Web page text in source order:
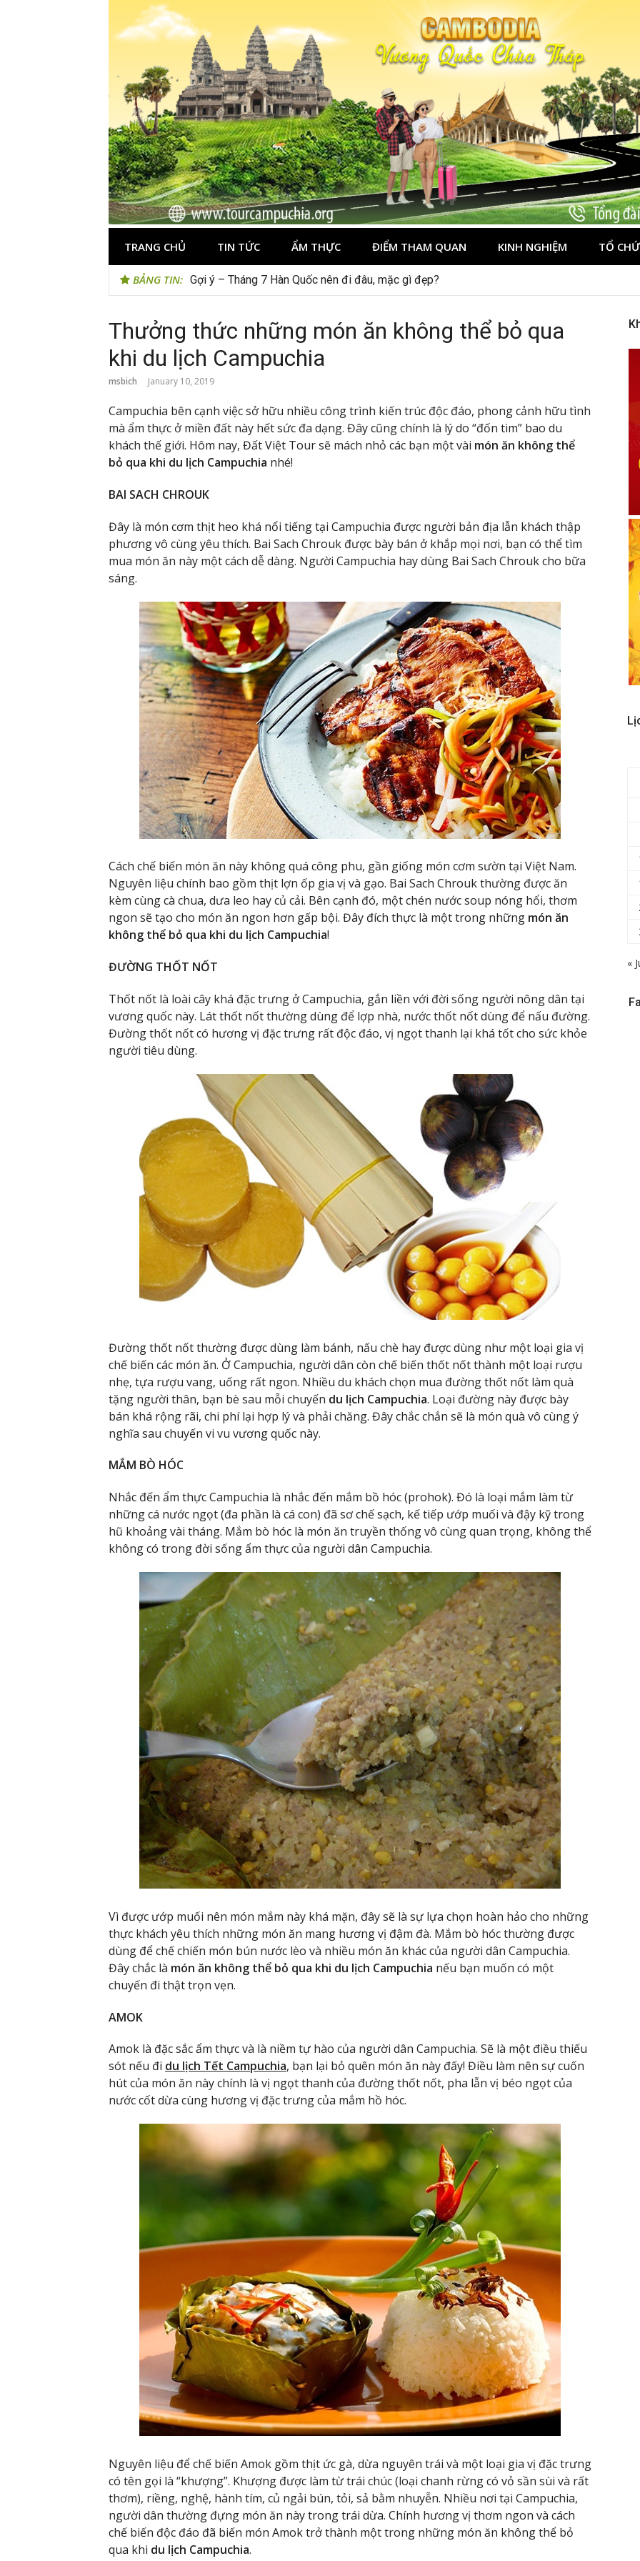
TRANG CHỦ TIN TỨC ẨM THỰC ĐIỂM THAM QUAN KINH NGHIỆM TỔ
BẢNG TIN: Gợi ý – Tháng 7 Hàn Quốc nên đi đâu, mặc gì đẹp?
Thưởng thức những món ăn không thể bỏ qua
khi du lịch Campuchia
msbich January 10, 2019
Campuchia bên cạnh việc sở hữu nhiều công trình kiến trúc độc đáo, phong cảnh hữu tình
mà ẩm thực ở miền đất này hết sức đa dạng. Đây cũng chính là lý do “đốn tim” bao du
khách thế giới. Hôm nay, Đất Việt Tour sẽ mách nhỏ các bạn một vài món ăn không thể
bỏ qua khi du lịch Campuchia nhé!
BAI SACH CHROUK
Đây là món cơm thịt heo khá nổi tiếng tại Campuchia được người bản địa lẫn khách thập
phương vô cùng yêu thích. Bai Sach Chrouk được bày bán ở khắp mọi nơi, bạn có thể tìm
mua món ăn này một cách dễ dàng. Người Campuchia hay dùng Bai Sach Chrouk cho bữa
sáng.
Cách chế biến món ăn này không quá công phu, gần giống món cơm sườn tại Việt Nam.
Nguyên liệu chính bao gồm thịt lợn ốp gia vị và gạo. Bai Sach Chrouk thường được ăn
kèm cùng cà chua, dưa leo hay củ cải. Bên cạnh đó, một chén nước soup nóng hổi, thơm
ngon sẽ tạo cho món ăn ngon hơn gấp bội. Đây đích thực là một trong những món ăn
không thể bỏ qua khi du lịch Campuchia!
ĐƯỜNG THỐT NỐT
Thốt nốt là loài cây khá đặc trưng ở Campuchia, gắn liền với đời sống người nông dân tại
vương quốc này. Lát thốt nốt thường dùng để lợp nhà, nước thốt nốt dùng để nấu đường.
Đường thốt nốt có hương vị đặc trưng rất độc đáo, vị ngọt thanh lại khá tốt cho sức khỏe
người tiêu dùng.
Đường thốt nốt thường được dùng làm bánh, nấu chè hay được dùng như một loại gia vị
chế biến các món ăn. Ở Campuchia, người dân còn chế biến thốt nốt thành một loại rượu
nhẹ, tựa rượu vang, uống rất ngon. Nhiều du khách chọn mua đường thốt nốt làm quà
tặng người thân, bạn bè sau mỗi chuyến du lịch Campuchia. Loại đường này được bày
bán khá rộng rãi, chi phí lại hợp lý và phải chăng. Đây chắc chắn sẽ là món quà vô cùng ý
nghĩa sau chuyến vi vu vương quốc này.
MẮM BÒ HÓC
Nhắc đến ẩm thực Campuchia là nhắc đến mắm bồ hóc (prohok). Đó là loại mắm làm từ
những cá nước ngọt (đa phần là cá con) đã sơ chế sạch, kế tiếp ướp muối và đậy kỹ trong
hũ khoảng vài tháng. Mắm bò hóc là món ăn truyền thống vô cùng quan trọng, không thể
không có trong đời sống ẩm thực của người dân Campuchia.
Vì được ướp muối nên món mắm này khá mặn, đây sẽ là sự lựa chọn hoàn hảo cho những
thực khách yêu thích những món ăn mang hương vị đậm đà. Mắm bò hóc thường được
dùng để chế chiến món bún nước lèo và nhiều món ăn khác của người dân Campuchia.
Đây chắc là món ăn không thể bỏ qua khi du lịch Campuchia nếu bạn muốn có một
chuyến đi thật trọn vẹn.
AMOK
Amok là đặc sắc ẩm thực và là niềm tự hào của người dân Campuchia. Sẽ là một điều thiếu
sót nếu đi du lịch Tết Campuchia, bạn lại bỏ quên món ăn này đấy! Điều làm nên sự cuốn
hút của món ăn này chính là vị ngọt thanh của đường thốt nốt, pha lẫn vị béo ngọt của
nước cốt dừa cùng hương vị đặc trưng của mắm hồ hóc.
Nguyên liệu để chế biến Amok gồm thịt ức gà, dừa nguyên trái và một loại gia vị đặc trưng
có tên gọi là “khượng”. Khượng được làm từ trái chúc (loại chanh rừng có vỏ sần sùi và rất
thơm), riềng, nghệ, hành tím, củ ngải bún, tỏi, sả bằm nhuyễn. Nhiều nơi tại Campuchia,
người dân thường đựng món ăn này trong trái dừa. Chính hương vị thơm ngon và cách
chế biến độc đáo đã biến món Amok trở thành một trong những món ăn không thể bỏ
qua khi du lịch Campuchia.
«